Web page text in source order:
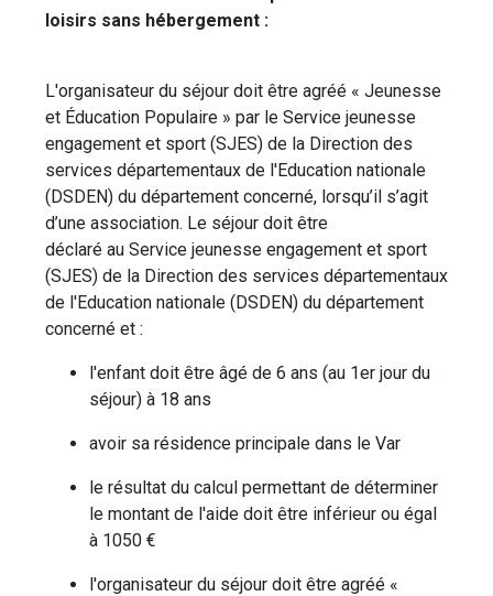
loisirs sans hébergement :
L'organisateur du séjour doit être agréé « Jeunesse
et Éducation Populaire » par le Service jeunesse
engagement et sport (SJES) de la Direction des
services départementaux de l'Education nationale
(DSDEN) du département concerné, lorsqu’il s’agit
d’une association. Le séjour doit être
déclaré au Service jeunesse engagement et sport
(SJES) de la Direction des services départementaux
de l'Education nationale (DSDEN) du département
concerné et :
l'enfant doit être âgé de 6 ans (au 1er jour du
séjour) à 18 ans
avoir sa résidence principale dans le Var
le résultat du calcul permettant de déterminer
le montant de l'aide doit être inférieur ou égal
à 1050 €
l'organisateur du séjour doit être agréé «